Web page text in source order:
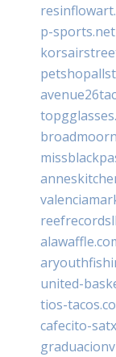
p-sports.net
united-
tios-
cafecito-